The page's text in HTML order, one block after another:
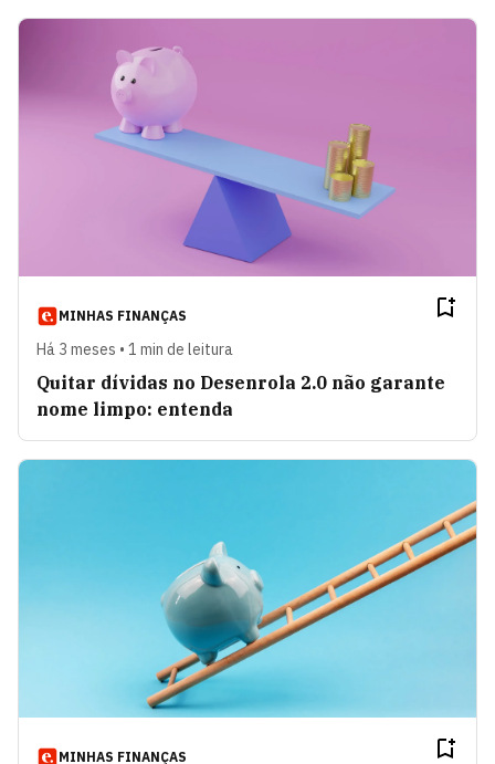
MINHAS FINANÇAS
Há 3 meses • 1 min de leitura
Quitar dívidas no Desenrola 2.0 não garante
nome limpo: entenda
MINHAS FINANÇAS